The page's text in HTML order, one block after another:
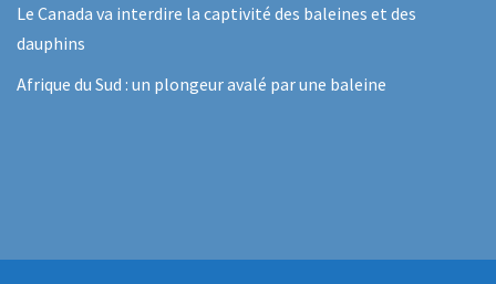
Le Canada va interdire la captivité des baleines et des
dauphins
Afrique du Sud : un plongeur avalé par une baleine